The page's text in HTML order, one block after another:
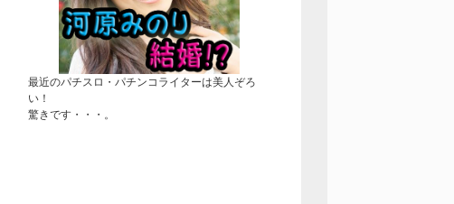
最近のパチスロ・パチンコライターは美人ぞろ
い！
驚きです・・・。